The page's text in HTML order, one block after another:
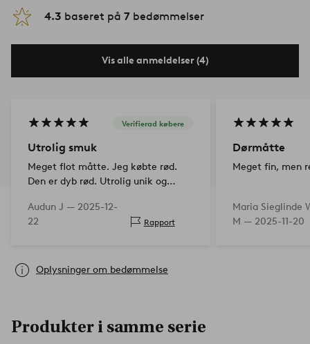
4.3 baseret på 7 bedømmelser
Vis alle anmeldelser (4)
Verifierad købere
Utrolig smuk
Meget flot måtte. Jeg købte rød.
Den er dyb rød. Utrolig unik og
den.
Audun J — 2025-12-
22
Rapport
Dørmåtte
Meget fin, men
Maria Sieglinde
M — 2025-11-20
Oplysninger om bedømmelse
Produkter i samme serie